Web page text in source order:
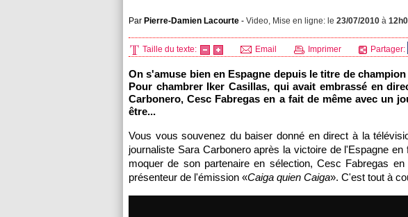
Par Pierre-Damien Lacourte - Video, Mise en ligne: le 23/07/2010 à
Taille du texte: Email Imprimer Partager:
On s'amuse bien en Espagne depuis le titre de
Pour chambrer Iker Casillas, qui avait embrassé en
Carbonero, Cesc Fabregas en a fait de même avec un
être...
Vous vous souvenez du baiser donné en direct à la
journaliste Sara Carbonero après la victoire de l'Espagne
moquer de son partenaire en sélection, Cesc Fabregas
présenteur de l'émission «Caiga quien Caiga». C'est tout à